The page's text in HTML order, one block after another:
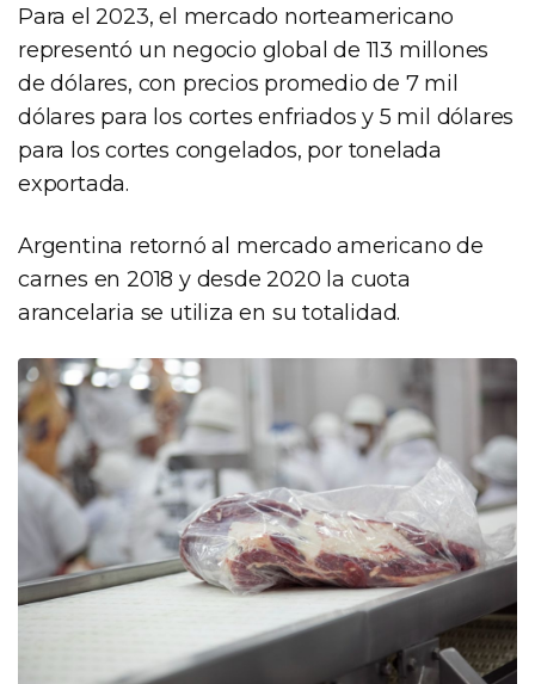
Para el 2023, el mercado norteamericano
representó un negocio global de 113 millones
de dólares, con precios promedio de 7 mil
dólares para los cortes enfriados y 5 mil dólares
para los cortes congelados, por tonelada
exportada.
Argentina retornó al mercado americano de
carnes en 2018 y desde 2020 la cuota
arancelaria se utiliza en su totalidad.